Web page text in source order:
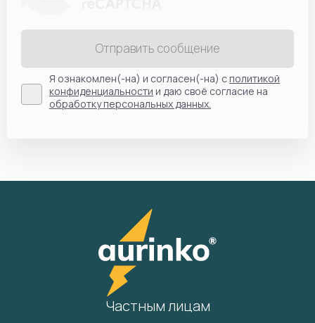
Отправить сообщение
Я ознакомлен(-на) и согласен(-на) сполитикой
конфиденциальности и даю своё согласие на
обработку персональных данных.
Частным лицам